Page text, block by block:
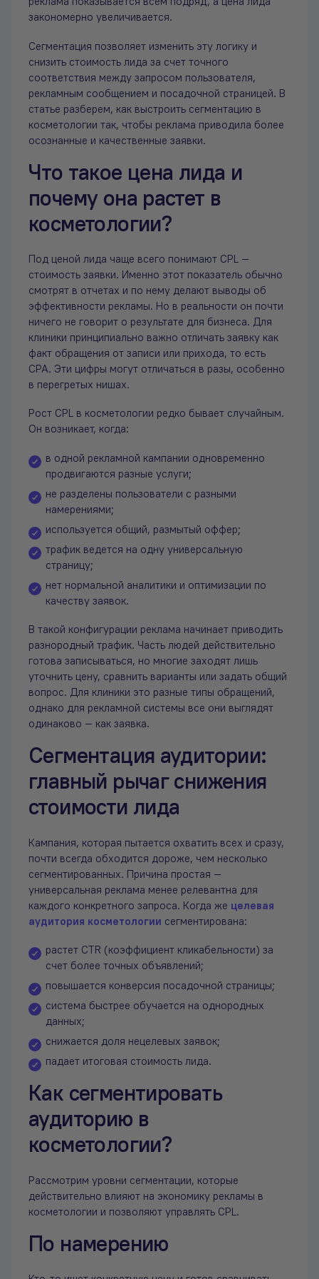
реклама показывается всем подряд, а цена лида
закономерно увеличивается.
Сегментация позволяет изменить эту логику и
снизить стоимость лида за счет точного
соответствия между запросом пользователя,
рекламным сообщением и посадочной страницей. В
статье разберем, как выстроить сегментацию в
косметологии так, чтобы реклама приводила более
осознанные и качественные заявки.
Что такое цена лида и
почему она растет в
косметологии?
Под ценой лида чаще всего понимают CPL —
стоимость заявки. Именно этот показатель обычно
смотрят в отчетах и по нему делают выводы об
эффективности рекламы. Но в реальности он почти
ничего не говорит о результате для бизнеса. Для
клиники принципиально важно отличать заявку как
факт обращения от записи или прихода, то есть
CPA. Эти цифры могут отличаться в разы, особенно
в перегретых нишах.
Рост CPL в косметологии редко бывает случайным.
Он возникает, когда:
в одной рекламной кампании одновременно
продвигаются разные услуги;
не разделены пользователи с разными
намерениями;
используется общий, размытый оффер;
трафик ведется на одну универсальную
страницу;
нет нормальной аналитики и оптимизации по
качеству заявок.
В такой конфигурации реклама начинает приводить
разнородный трафик. Часть людей действительно
готова записываться, но многие заходят лишь
уточнить цену, сравнить варианты или задать общий
вопрос. Для клиники это разные типы обращений,
однако для рекламной системы все они выглядят
одинаково — как заявка.
Сегментация аудитории:
главный рычаг снижения
стоимости лида
Кампания, которая пытается охватить всех и сразу,
почти всегда обходится дороже, чем несколько
сегментированных. Причина простая —
универсальная реклама менее релевантна для
каждого конкретного запроса. Когда же целевая
аудитория косметологии сегментирована:
растет CTR (коэффициент кликабельности) за
счет более точных объявлений;
повышается конверсия посадочной страницы;
система быстрее обучается на однородных
данных;
снижается доля нецелевых заявок;
падает итоговая стоимость лида.
Как сегментировать
аудиторию в
косметологии?
Рассмотрим уровни сегментации, которые
действительно влияют на экономику рекламы в
косметологии и позволяют управлять CPL.
По намерению